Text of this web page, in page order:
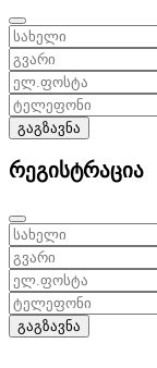
გაგზავნა
რეგისტრაცია
გაგზავნა